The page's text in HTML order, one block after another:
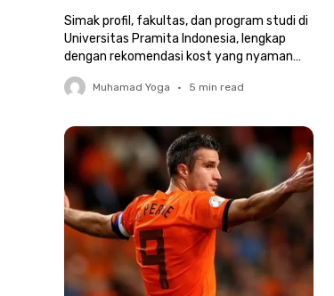
Dekat Universitas Pramita
Indonesia
Simak profil, fakultas, dan program studi di
Universitas Pramita Indonesia, lengkap
dengan rekomendasi kost yang nyaman
untuk mahasiswa.
Muhamad Yoga • 5 min read